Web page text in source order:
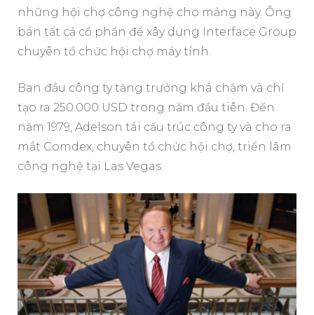
những hội chợ công nghệ cho mảng này. Ông
bán tất cả cổ phần để xây dựng Interface Group
chuyên tổ chức hội chợ máy tính.
Ban đầu công ty tăng trưởng khá chậm và chỉ
tạo ra 250.000 USD trong năm đầu tiên. Đến
năm 1979, Adelson tái cấu trúc công ty và cho ra
mắt Comdex, chuyên tổ chức hội chợ, triển lãm
công nghệ tại Las Vegas.